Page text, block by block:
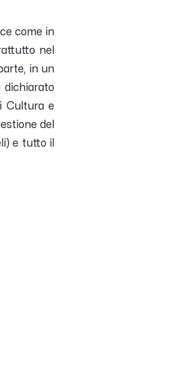
come in
nel
in un
dichiarato
Cultura e
del
e tutto il